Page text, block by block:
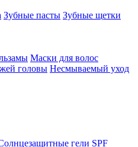
Зубные пасты Зубные щетки
Маски для волос
головы Несмываемый уход
гели SPF